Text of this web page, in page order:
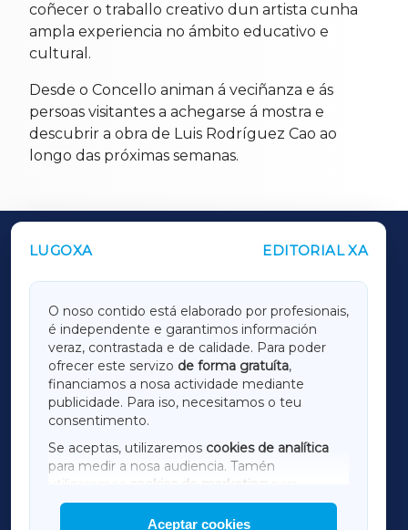
coñecer o traballo creativo dun artista cunha
ampla experiencia no ámbito educativo e
cultural.
Desde o Concello animan á veciñanza e ás
persoas visitantes a achegarse á mostra e
descubrir a obra de Luis Rodríguez Cao ao
longo das próximas semanas.
LUGOXA EDITORIAL XA
O noso contido está elaborado por profesionais,
é independente e garantimos información
veraz, contrastada e de calidade. Para poder
ofrecer este servizo de forma gratuíta,
financiamos a nosa actividade mediante
publicidade. Para iso, necesitamos o teu
consentimento.
Se aceptas, utilizaremos cookies de analítica
para medir a nosa audiencia. Tamén
utilizaremos
cookies de marketing
mostrar publicidade de terceiros.
Aceptar cookies
OUTROS PERIÓDICOS
LUGOXA
TERRACHAXA
AMARIÑAXA